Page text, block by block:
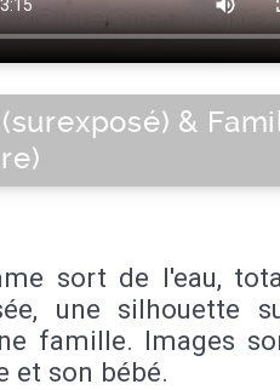
&
sort de l'eau,
une silhouette
famille. Images
et son bébé.